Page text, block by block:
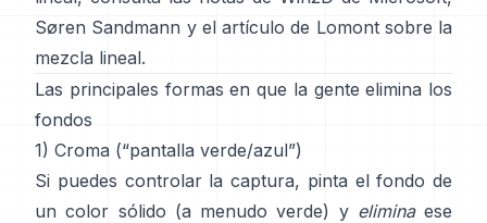
Søren Sandmann y el artículo de Lomont sobre la
mezcla lineal.
Las principales formas en que la gente elimina los
fondos
1) Croma (“pantalla verde/azul”)
Si puedes controlar la captura, pinta el fondo de
un color sólido (a menudo verde) y eliminaese